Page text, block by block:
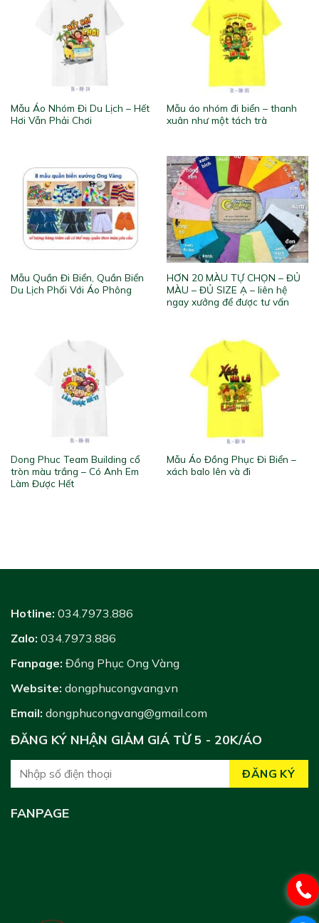
Mẫu Áo Nhóm Đi Du Lịch – Hết
Hơi Vẫn Phải Chơi
Mẫu áo nhóm đi biển – thanh
xuân như một tách trà
Mẫu Quần Đi Biển, Quần Biển
Du Lịch Phối Với Áo Phông
HƠN 20 MÀU TỰ CHỌN – ĐỦ
MÀU – ĐỦ SIZE Ạ – liên hệ
ngay xưởng để được tư vấn
Dong Phuc Team Building cổ
tròn màu trắng – Có Anh Em
Làm Được Hết
Mẫu Áo Đồng Phục Đi Biển –
xách balo lên và đi
Hotline: 034.7973.886
Zalo: 034.7973.886
Fanpage: Đồng Phục Ong Vàng
Website: dongphucongvang.vn
Email: dongphucongvang@gmail.com
ĐĂNG KÝ NHẬN GIẢM GIÁ TỪ 5 - 20K/ÁO
FANPAGE